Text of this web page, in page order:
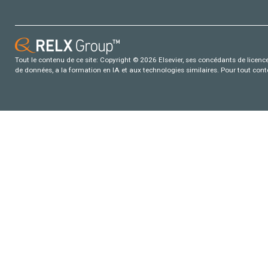
Tout le contenu de ce site: Copyright © 2026 Elsevier, ses concédants de
de données, a la formation en IA et aux technologies similaires. Pour tout